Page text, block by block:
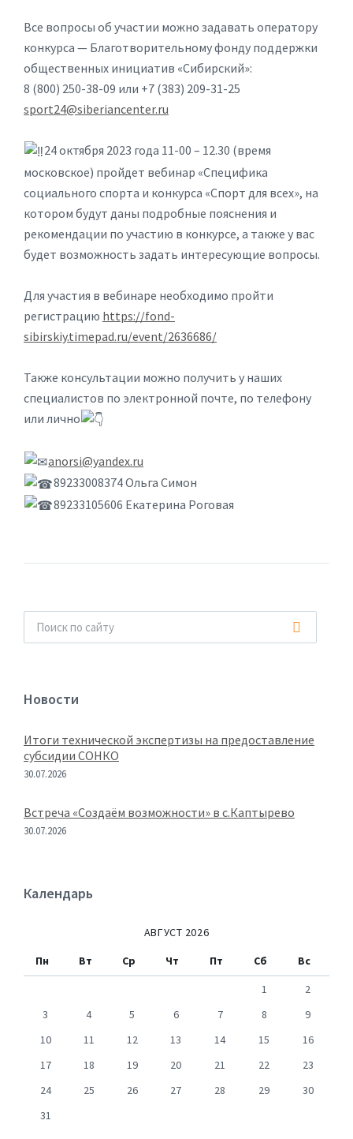
Все вопросы об участии можно задавать оператору
конкурса — Благотворительному фонду поддержки
общественных инициатив «Сибирский»:
8 (800) 250-38-09 или +7 (383) 209-31-25
sport24@siberiancenter.ru
24 октября 2023 года 11-00 – 12.30 (время
московское) пройдет вебинар «Специфика
социального спорта и конкурса «Спорт для всех», на
котором будут даны подробные пояснения и
рекомендации по участию в конкурсе, а также у вас
будет возможность задать интересующие вопросы.
Для участия в вебинаре необходимо пройти
регистрацию https://fond-
sibirskiy.timepad.ru/event/2636686/
Также консультации можно получить у наших
специалистов по электронной почте, по телефону
или лично
anorsi@yandex.ru
89233008374 Ольга Симон
89233105606 Екатерина Роговая
Новости
Итоги технической экспертизы на предоставление
субсидии СОНКО
30.07.2026
Встреча «Создаём возможности» в с.Каптырево
30.07.2026
Календарь
АВГУСТ 2026
Пн
Вт Ср Чт Пт Сб
Вс
1
2
3
4 5 6 7 8
9
10
11 12 13 14 15
16
17
18 19 20 21 22
23
24
25 26 27 28 29
30
31